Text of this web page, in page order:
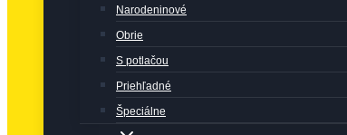
Narodeninové
Obrie
S potlačou
Priehľadné
Špeciálne